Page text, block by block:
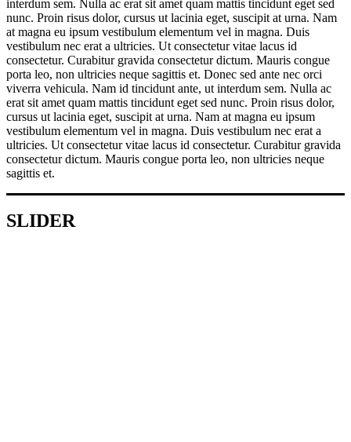
interdum sem. Nulla ac erat sit amet quam mattis tincidunt eget sed
nunc. Proin risus dolor, cursus ut lacinia eget, suscipit at urna. Nam
at magna eu ipsum vestibulum elementum vel in magna. Duis
vestibulum nec erat a ultricies. Ut consectetur vitae lacus id
consectetur. Curabitur gravida consectetur dictum. Mauris congue
porta leo, non ultricies neque sagittis et. Donec sed ante nec orci
viverra vehicula. Nam id tincidunt ante, ut interdum sem. Nulla ac
erat sit amet quam mattis tincidunt eget sed nunc. Proin risus dolor,
cursus ut lacinia eget, suscipit at urna. Nam at magna eu ipsum
vestibulum elementum vel in magna. Duis vestibulum nec erat a
ultricies. Ut consectetur vitae lacus id consectetur. Curabitur gravida
consectetur dictum. Mauris congue porta leo, non ultricies neque
sagittis et.
SLIDER